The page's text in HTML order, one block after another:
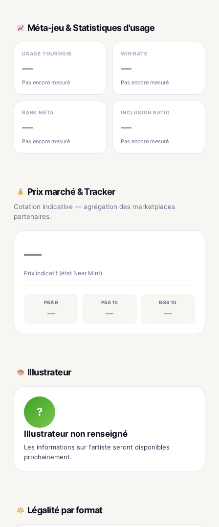
Méta-jeu & Statistiques d'usage
USAGE TOURNOIS
—
Pas encore mesuré
WIN RATE
—
Pas encore mesuré
RANK MÉTA
—
Pas encore mesuré
INCLUSION RATIO
—
Pas encore mesuré
Prix marché & Tracker
Cotation indicative — agrégation des marketplaces
partenaires.
—
Prix indicatif (état Near Mint)
PSA 9
—
PSA 10
—
BGS 10
—
Illustrateur
?
Illustrateur non renseigné
Les informations sur l'artiste seront disponibles
prochainement.
Légalité par format